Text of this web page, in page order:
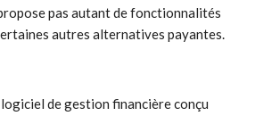
pas autant de fonctionnalités
autres alternatives payantes.
de gestion financière conçu